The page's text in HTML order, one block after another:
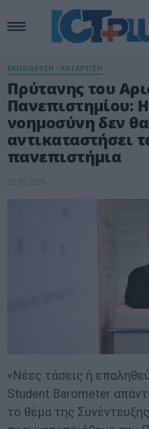
ΕΚΠΑΙΔΕΥΣΗ - ΚΑΤΑΡΤΙΣΗ
Πρύτανης του
Πανεπιστημίου:
νοημοσύνη δεν θα
αντικαταστήσει
πανεπιστήμια
25.05.2026
«Νέες τάσεις ή
Student Barometer
το θέμα της